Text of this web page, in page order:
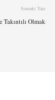
Sonraki Yazı
Takıntılı Olmak